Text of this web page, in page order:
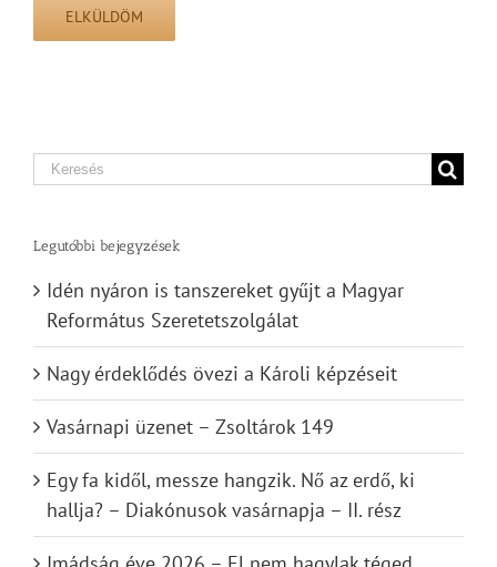
Search
Legutóbbi bejegyzések
Idén nyáron is tanszereket gyűjt a Magyar
Református Szeretetszolgálat
Nagy érdeklődés övezi a Károli képzéseit
Vasárnapi üzenet – Zsoltárok 149
Egy fa kidől, messze hangzik. Nő az erdő, ki
hallja? – Diakónusok vasárnapja – II. rész